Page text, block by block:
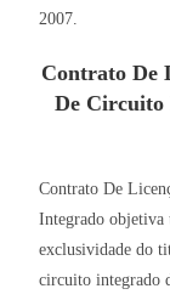
2007.
Contrato De
De Circuito
Contrato De
Integrado objetiva
exclusividade do
circuito integrado